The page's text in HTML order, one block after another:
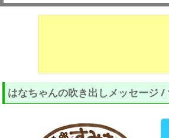
はなちゃんの吹き出しメッセージ /